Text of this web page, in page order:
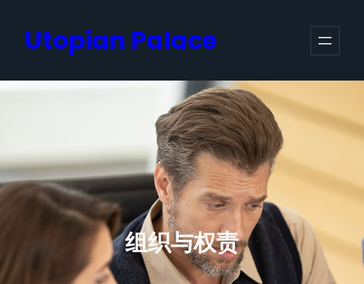
容
Utopian Palace
组织与权责